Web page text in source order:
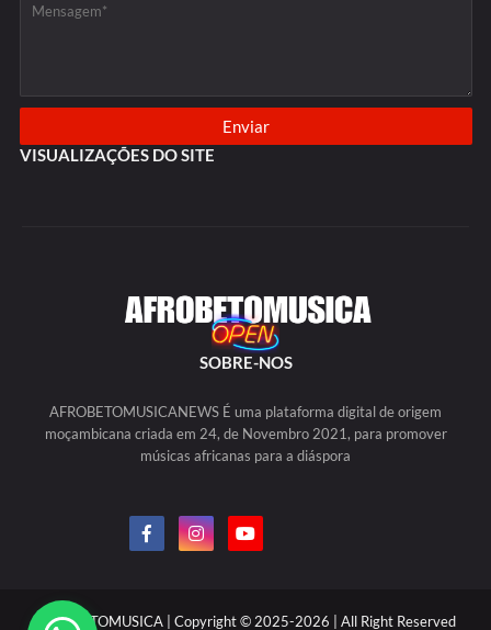
VISUALIZAÇÕES DO SITE
SOBRE-NOS
AFROBETOMUSICANEWS É uma plataforma digital de origem
moçambicana criada em 24, de Novembro 2021, para promover
músicas africanas para a diáspora
AFROBETOMUSICA | Copyright © 2025-2026 | All Right Reserved